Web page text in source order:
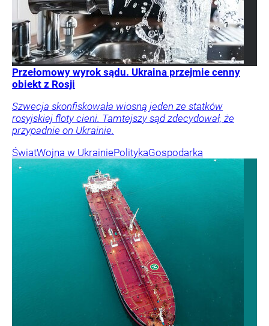
Przełomowy wyrok sądu. Ukraina przejmie cenny
obiekt z Rosji
Szwecja skonfiskowała wiosną jeden ze statków
rosyjskiej floty cieni. Tamtejszy sąd zdecydował, że
przypadnie on Ukrainie.
ŚwiatWojna w UkrainiePolitykaGospodarka